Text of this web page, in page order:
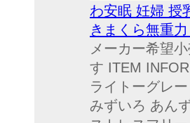
わ安眠 妊婦 授
きまくら無重
メーカー希望
す ITEM
ライトーグレ
みずいろ あん